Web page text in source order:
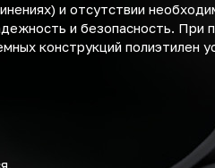
и отсутствии
и безопасность. При
конструкций полиэтилен